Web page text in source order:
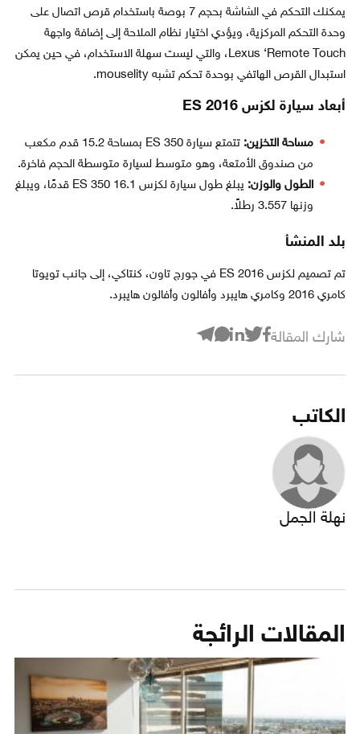
يمكنك التحكم في الشاشة بحجم 7 بوصة باستخدام قرص اتصال على
وحدة التحكم المركزية، ويؤدي اختيار نظام الملاحة إلى إضافة واجهة
Lexus ‘Remote Touch، والتي ليست سهلة الاستخدام، في حين يمكن
استبدال القرص الهاتفي بوحدة تحكم تشبه mouselity.
أبعاد سيارة لكزس ES 2016
مساحة التخزين:
تتمتع سيارة ES 350 بمساحة 15.2 قدم مكعب
من صندوق الأمتعة، وهو متوسط ​​لسيارة متوسطة الحجم فاخرة.
الطول والوزن:
يبلغ طول سيارة لكزس ES 350 16.1 قدمًا، ويبلغ
وزنها 3.557 رطلاً.
بلد المنشأ
تم تصميم لكزس 2016 ES في جورج تاون، كنتاكي، إلى جانب تويوتا
كامري 2016 وكامري هايبرد وأفالون وأفالون هايبرد.
شارك المقالة
الكاتب
نهلة الجمل
المقالات الرائجة